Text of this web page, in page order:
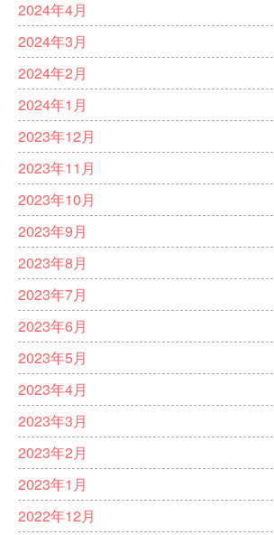
2024年4月
2024年3月
2024年2月
2024年1月
2023年12月
2023年11月
2023年10月
2023年9月
2023年8月
2023年7月
2023年6月
2023年5月
2023年4月
2023年3月
2023年2月
2023年1月
2022年12月